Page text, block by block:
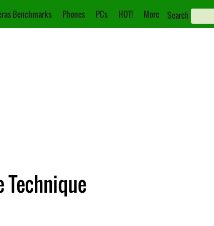
Benchmarks Phones PCs HOT! More Search
Technique